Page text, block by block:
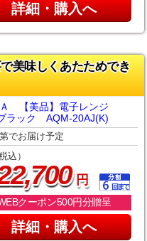
詳細・購入へ
美味しくあたためでき
Ａ 【美品】電子レンジ
ラック AQM-20AJ(K)
でお届け予定
込）
,700円
クーポン500円分贈呈
詳細・購入へ